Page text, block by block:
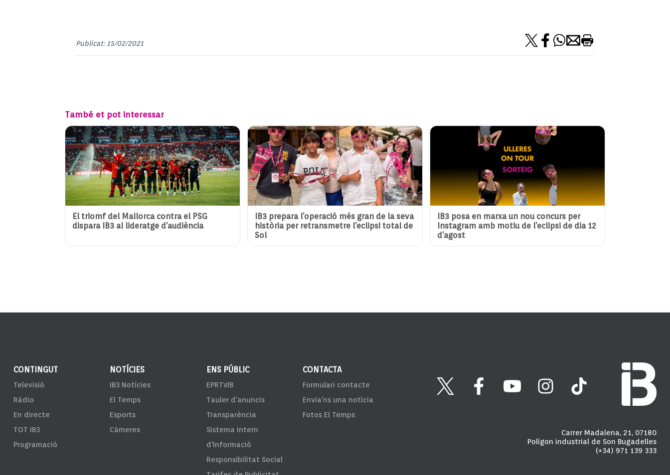
Publicat: 15/02/2021
També et pot interessar
El triomf del Mallorca contra el PSG
dispara IB3 al lideratge d’audiència
IB3 prepara l’operació més gran de la seva
història per retransmetre l’eclipsi total de
Sol
IB3 posa en marxa un nou concurs per
Instagram amb motiu de l’eclipsi de dia 12
d’agost
CONTINGUT
Televisió
Ràdio
En directe
TOT IB3
Programació
NOTÍCIES
IB3 Notícies
El Temps
Esports
Càmeres
ENS PÚBLIC
EPRTVIB
Tauler d'anuncis
Transparència
Sistema Intern
d'Informació
Responsibilitat Social
CONTACTA
Formulari contacte
Envia'ns una notícia
Fotos El Temps
Carrer Madalena, 21, 07180
Polígon industrial de Son Bugadelles
(+34) 971 139 333